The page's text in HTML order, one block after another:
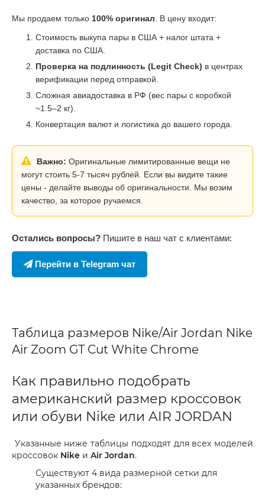
Мы продаем только 100% оригинал . В цену входит:
Стоимость выкупа пары в США + налог штата +
доставка по США.
Проверка на подлинность (Legit Check) в центрах
верификации перед отправкой.
Сложная авиадоставка в РФ (вес пары с коробкой
~1.5–2 кг).
Конвертация валют и логистика до вашего города.
Важно: Оригинальные лимитированные вещи не
могут стоить 5-7 тысяч рублей. Если вы видите такие
цены - делайте выводы об оригинальности. Мы возим
качество, за которое ручаемся.
Остались вопросы? Пишите в наш чат с клиентами:
Перейти в Telegram чат
Таблица размеров Nike/Air Jordan Nike
Air Zoom GT Cut White Chrome
Как правильно подобрать
американский размер кроссовок
или обуви Nike или AIR JORDAN
Указанные ниже таблицы подходят для всех моделей
кроссовок Nike и Air Jordan.
Существуют 4 вида размерной сетки для
указанных брендов: